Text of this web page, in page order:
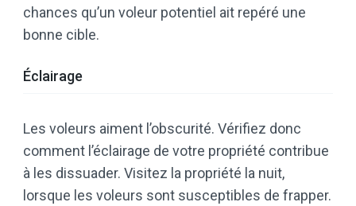
chances qu’un voleur potentiel ait repéré une
bonne cible.
Éclairage
Les voleurs aiment l’obscurité. Vérifiez donc
comment l’éclairage de votre propriété contribue
à les dissuader. Visitez la propriété la nuit,
lorsque les voleurs sont susceptibles de frapper.